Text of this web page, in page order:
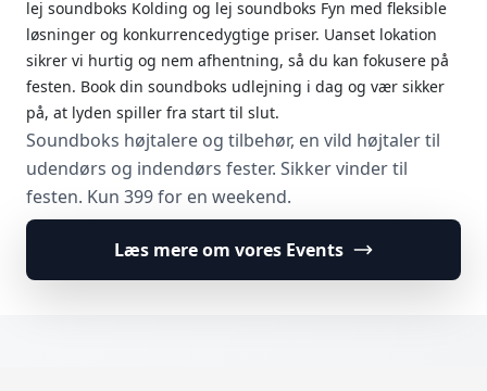
lej soundboks Kolding og lej soundboks Fyn med fleksible
løsninger og konkurrencedygtige priser. Uanset lokation
sikrer vi hurtig og nem afhentning, så du kan fokusere på
festen. Book din soundboks udlejning i dag og vær sikker
på, at lyden spiller fra start til slut.
Soundboks højtalere og tilbehør, en vild højtaler til
udendørs og indendørs fester. Sikker vinder til
festen. Kun 399 for en weekend.
Læs mere om vores Events